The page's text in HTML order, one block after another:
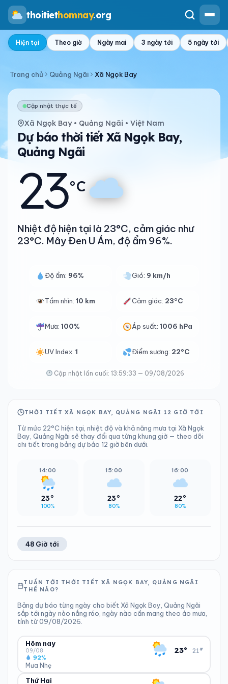
thoitiethomnay.org
Hiện tại Theo giờ Ngày mai 3 ngày tới 5 ngày tới
Trang chủ Quảng Ngãi Xã Ngọk Bay
Cập nhật thực tế
Xã Ngọk Bay • Quảng Ngãi • Việt Nam
Dự báo thời tiết Xã Ngọk Bay,
Quảng Ngãi
23°C
Nhiệt độ hiện tại là 23°C, cảm giác như
23°C. Mây Đen U Ám, độ ẩm 96%.
Độ ẩm: 96% Gió: 9 km/h
Tầm nhìn: 10 km Cảm giác: 23°C
Mưa: 100% Áp suất:1006 hPa
UV Index: 1 Điểm sương: 22°C
Cập nhật lần cuối: 13:59:33 — 09/08/2026
THỜI TIẾT XÃ NGỌK BAY, QUẢNG NGÃI 12 GIỜ TỚI
Từ mức 22°C hiện tại, nhiệt độ và khả năng mưa tại Xã Ngọk
Bay, Quảng Ngãi sẽ thay đổi qua từng khung giờ — theo dõi
chi tiết trong bảng dự báo 12 giờ bên dưới.
14:00
23°
100%
15:00
23°
80%
16:00
22°
80%
48 Giờ tới
TUẦN TỚI THỜI TIẾT XÃ NGỌK BAY, QUẢNG NGÃI
THẾ NÀO?
Bảng dự báo từng ngày cho biết Xã Ngọk Bay, Quảng Ngãi
sắp tới ngày nào nắng ráo, ngày nào cần mang theo áo mưa,
tính từ 09/08/2026.
Hôm nay
09/08
Mưa Nhẹ
92%
23° 21°
▾
ĐỘ ẨM
Thứ Hai